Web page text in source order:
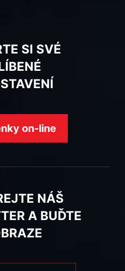
SI SVÉ
on-line
NÁŠ
A BUĎTE